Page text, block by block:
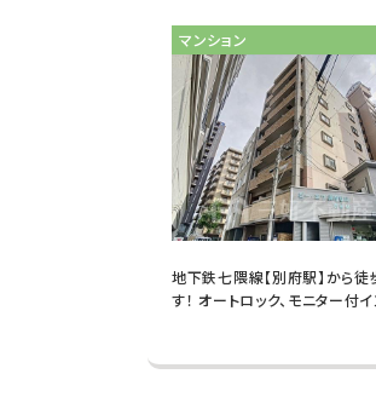
マンション
地下鉄七隈線【別府駅】から徒
す！ オートロック、モニター